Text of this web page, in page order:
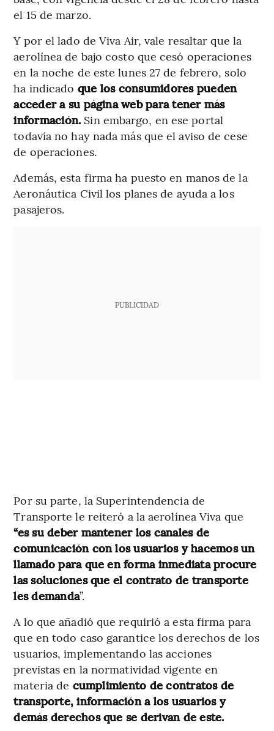
el 15 de marzo.
Y por el lado de Viva Air, vale resaltar que la
aerolínea de bajo costo que cesó operaciones
en la noche de este lunes 27 de febrero, solo
ha indicado que los consumidores pueden
acceder a su página web para tener más
información. Sin embargo, en ese portal
todavía no hay nada más que el aviso de cese
de operaciones.
Además, esta firma ha puesto en manos de la
Aeronáutica Civil los planes de ayuda a los
pasajeros.
PUBLICIDAD
Por su parte, la Superintendencia de
Transporte le reiteró a la aerolínea Viva que
“es su deber mantener los canales de
comunicación con los usuarios y hacemos un
llamado para que en forma inmediata procure
las soluciones que el contrato de transporte
les demanda”.
A lo que añadió que requirió a esta firma para
que en todo caso garantice los derechos de los
usuarios, implementando las acciones
previstas en la normatividad vigente en
materia de cumplimiento de contratos de
transporte, información a los usuarios y
demás derechos que se derivan de este.